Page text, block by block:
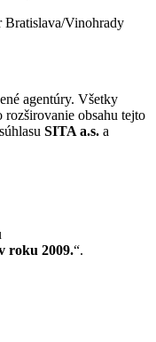
Bratislava/Vinohrady
agentúry. Všetky
rozširovanie obsahu tejto
SITA a.s. a
roku 2009.“.